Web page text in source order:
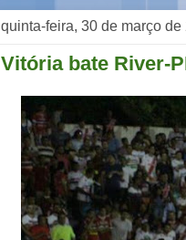
quinta-feira, 30 de março de
Vitória bate River-